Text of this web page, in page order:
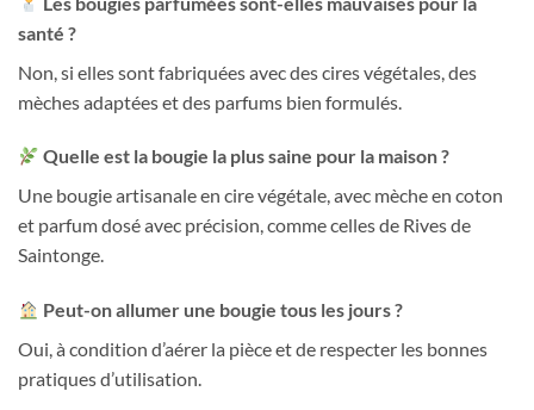
santé ?
Non, si elles sont fabriquées avec des cires végétales, des
mèches adaptées et des parfums bien formulés.
Quelle est la bougie la plus saine pour la maison ?
Une bougie artisanale en cire végétale, avec mèche en coton
et parfum dosé avec précision, comme celles de Rives de
Saintonge.
Peut-on allumer une bougie tous les jours ?
Oui, à condition d’aérer la pièce et de respecter les bonnes
pratiques d’utilisation.